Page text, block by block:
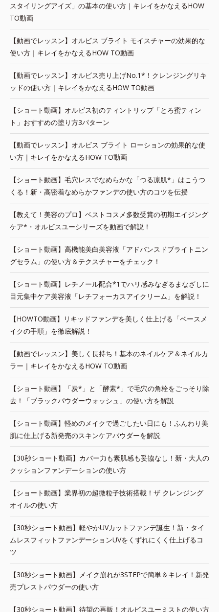
スタイリングアイズ」の基本の使い方｜キレイをかなえるHOW
TO動画
【動画でレッスン】オルビス ブライト モイスチャーの効果的な
使い方｜キレイをかなえるHOW TO動画
【動画でレッスン】オルビス売り上げNo.1*！クレンジングリキ
ッドの使い方｜キレイをかなえるHOW TO動画
【ショート動画】オルビス初のティントリップ「とろ蜜ティン
ト」おすすめの塗り方3パターン
【動画でレッスン】オルビス ブライト ローションの効果的な使
い方｜キレイをかなえるHOW TO動画
【ショート動画】毛穴レスでなめらかな「つる凛肌*」はこうつ
くる！新・高密着なめらかファンデの使い方のコツを伝授
【教えて！美容のプロ】ベストコスメ多数受賞の初期エイジング
ケア*・オルビスユーシリーズを動画で解説！
【ショート動画】高機能美白美容液「アドバンスドブライトニン
グセラム」の使い方＆テクスチャーをチェック！
【ショート動画】レチノール配合*1でハリ感みなぎるまなざしに
目元集中ケア美容液「レチフォーカスアイクリーム」を解説！
【HOWTO動画】リキッドファンデを美しく仕上げる「ベースメ
イクの手順」を徹底解説！
【動画でレッスン】美しく長持ち！基本のネイルケア＆ネイルカ
ラー｜キレイをかなえるHOW TO動画
【ショート動画】「炭*」と「酵素*」で毛穴の角栓をごっそり除
去！「ブラックパウダーウォッシュ」の使い方を解説
【ショート動画】軽めのメイクで過ごしたい日にも！ふんわり美
肌に仕上げる新発売のスキンケアパウダーを解説
【30秒ショート動画】カバー力も素肌感も妥協なし！新・大人の
クッションファンデーションの使い方
【ショート動画】業界初の超微粒子技術搭載！ザ クレンジング
オイルの使い方
【30秒ショート動画】軽やかUVカットファンデ誕生！新・タイ
ムレスフィットファンデーションUVをくずれにくく仕上げるコ
ツ
【30秒ショート動画】メイク崩れが3STEPで簡単＆キレイ！新発
売プレストパウダーの使い方
【30秒ショート動画】待望の再販！オルビスユーミストの使い方